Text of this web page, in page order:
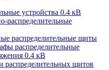
устройства 0.4 кВ
распределительные щиты
распределительные
0.4 кВ
щитов